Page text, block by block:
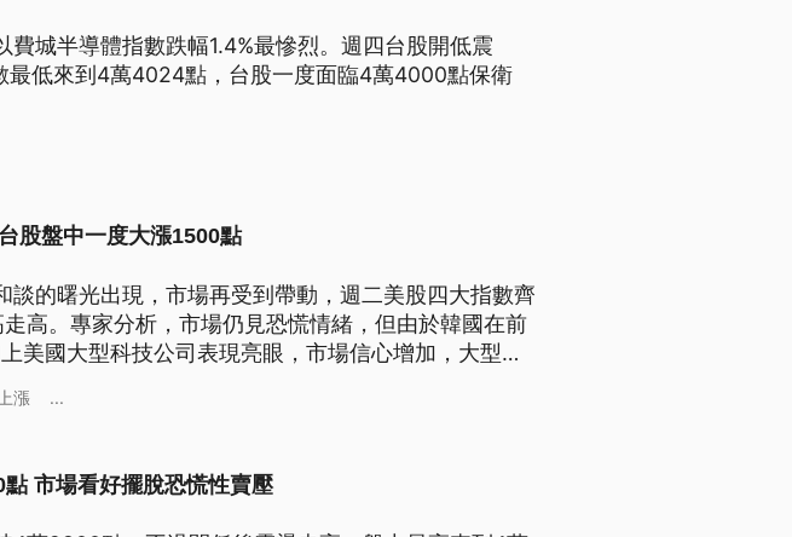
費城半導體指數跌幅1.4%最慘烈。週四台股開低震
最低來到4萬4024點，台股一度面臨4萬4000點保衛
股盤中一度大漲1500點
談的曙光出現，市場再受到帶動，週二美股四大指數齊
高。專家分析，市場仍見恐慌情緒，但由於韓國在前
美國大型科技公司表現亮眼，市場信心增加，大型法
國公債殖利率，有助於資金回流市場。
上漲 ...
市場看好擺脫恐慌性賣壓